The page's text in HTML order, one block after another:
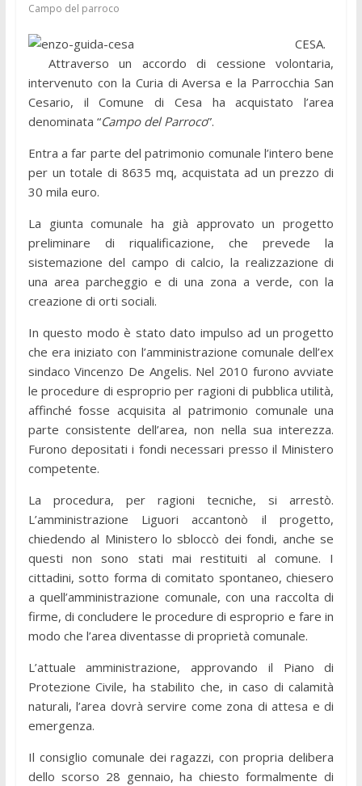
Campo del parroco
CESA.
Attraverso un accordo di cessione volontaria,
intervenuto con la Curia di Aversa e la Parrocchia San
Cesario, il Comune di Cesa ha acquistato l’area
denominata “Campo del Parroco”.
Entra a far parte del patrimonio comunale l’intero bene
per un totale di 8635 mq, acquistata ad un prezzo di
30 mila euro.
La giunta comunale ha già approvato un progetto
preliminare di riqualificazione, che prevede la
sistemazione del campo di calcio, la realizzazione di
una area parcheggio e di una zona a verde, con la
creazione di orti sociali.
In questo modo è stato dato impulso ad un progetto
che era iniziato con l’amministrazione comunale dell’ex
sindaco Vincenzo De Angelis. Nel 2010 furono avviate
le procedure di esproprio per ragioni di pubblica utilità,
affinché fosse acquisita al patrimonio comunale una
parte consistente dell’area, non nella sua interezza.
Furono depositati i fondi necessari presso il Ministero
competente.
La procedura, per ragioni tecniche, si arrestò.
L’amministrazione Liguori accantonò il progetto,
chiedendo al Ministero lo sbloccò dei fondi, anche se
questi non sono stati mai restituiti al comune. I
cittadini, sotto forma di comitato spontaneo, chiesero
a quell’amministrazione comunale, con una raccolta di
firme, di concludere le procedure di esproprio e fare in
modo che l’area diventasse di proprietà comunale.
L’attuale amministrazione, approvando il Piano di
Protezione Civile, ha stabilito che, in caso di calamità
naturali, l’area dovrà servire come zona di attesa e di
emergenza.
Il consiglio comunale dei ragazzi, con propria delibera
dello scorso 28 gennaio, ha chiesto formalmente di